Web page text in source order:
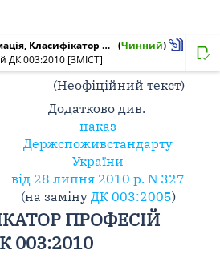
Довідкова інформація, Класифікатор від 01.11.2010 № ДК 003:2010 (Чинний)
ДК 003:2010 [ЗМІСТ]
(Неофіційний текст)
Додатково див.
наказ
Держспоживстандарту
України
від 28 липня 2010 р. N 327
(на заміну ДК 003:2005)
ПРОФЕСІЙ
003:2010